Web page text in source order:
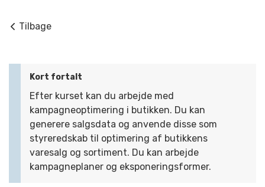
Bliv faglært
Kontakt
Tilbage
Kort fortalt
Efter kurset kan du arbejde med
kampagneoptimering i butikken. Du kan
generere salgsdata og anvende disse som
styreredskab til optimering af butikkens
varesalg og sortiment. Du kan arbejde
kampagneplaner og eksponeringsformer.